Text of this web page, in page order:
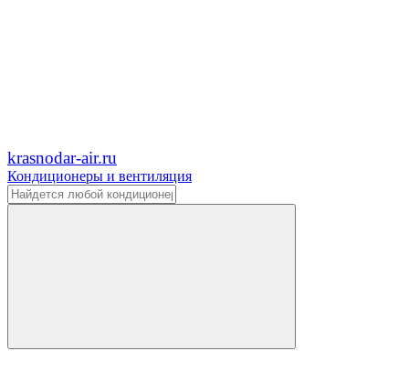
krasnodar-air.ru
Кондиционеры и вентиляция